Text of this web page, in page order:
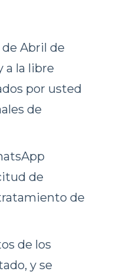
de Abril de
a la libre
por usted
de
de
de
de los
y se